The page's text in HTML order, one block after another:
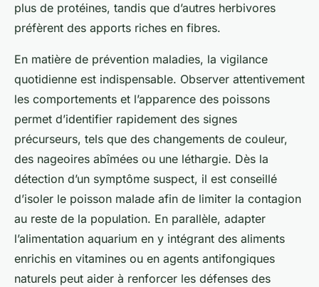
plus de protéines, tandis que d’autres herbivores
préfèrent des apports riches en fibres.
En matière de prévention maladies, la vigilance
quotidienne est indispensable. Observer attentivement
les comportements et l’apparence des poissons
permet d’identifier rapidement des signes
précurseurs, tels que des changements de couleur,
des nageoires abîmées ou une léthargie. Dès la
détection d’un symptôme suspect, il est conseillé
d’isoler le poisson malade afin de limiter la contagion
au reste de la population. En parallèle, adapter
l’alimentation aquarium en y intégrant des aliments
enrichis en vitamines ou en agents antifongiques
naturels peut aider à renforcer les défenses des